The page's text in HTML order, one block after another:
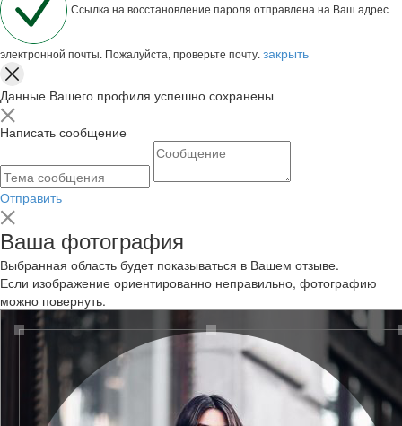
Ссылка на восстановление пароля отправлена на Ваш адрес
электронной почты. Пожалуйста, проверьте почту. закрыть
Данные Вашего профиля успешно сохранены
Написать сообщение
Отправить
Ваша фотография
Выбранная область будет показываться в Вашем отзыве.
Если изображение ориентированно неправильно, фотографию
можно повернуть.